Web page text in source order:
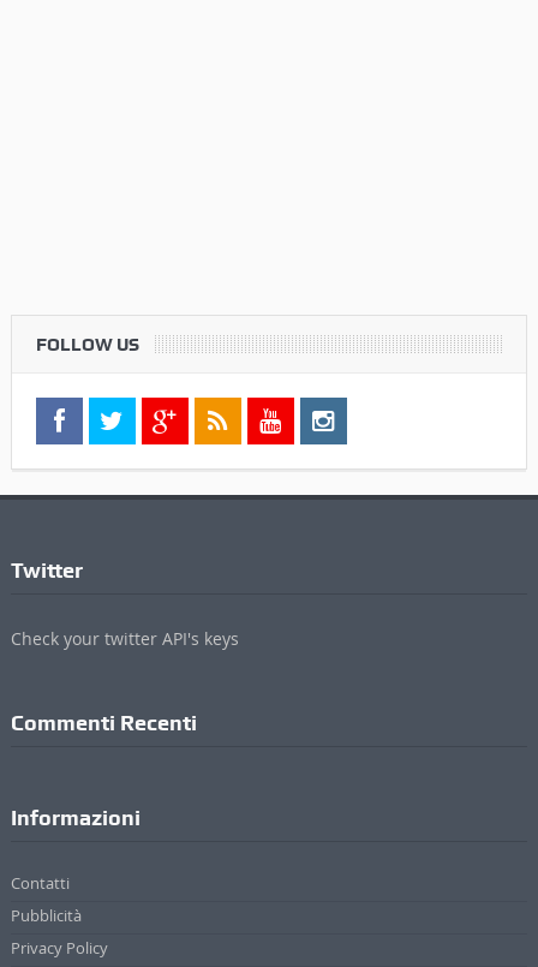
FOLLOW US
Twitter
Check your twitter API's keys
Commenti Recenti
Informazioni
Contatti
Pubblicità
Privacy Policy